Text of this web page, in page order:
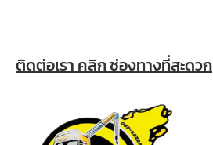
ติดต่อเรา คลิก ช่องทางที่สะดวก